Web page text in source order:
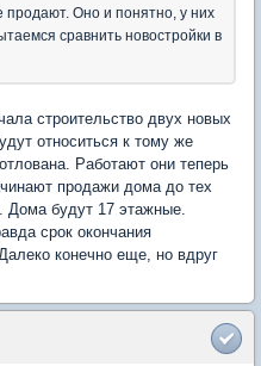
Оно и понятно, у них
сравнить новостройки в
строительство двух новых
относиться к тому же
Работают они теперь
продажи дома до тех
Дома будут 17 этажные.
срок окончания
конечно еще, но вдруг